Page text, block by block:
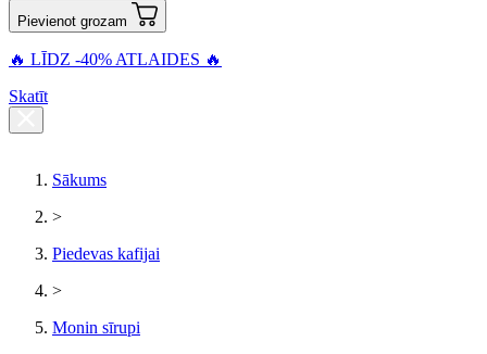
Pievienot grozam
🔥 LĪDZ -40% ATLAIDES 🔥
Skatīt
Sākums
>
Piedevas kafijai
>
Monin sīrupi